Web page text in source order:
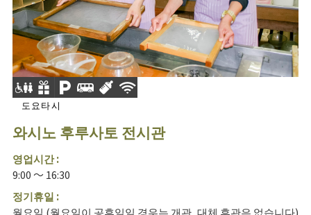
도요타시
와시노 후루사토 전시관
영업시간 :
9:00 ～ 16:30
정기휴일 :
월요일 (월요일이 공휴일일 경우는 개관, 대체 휴관은 없습니다)